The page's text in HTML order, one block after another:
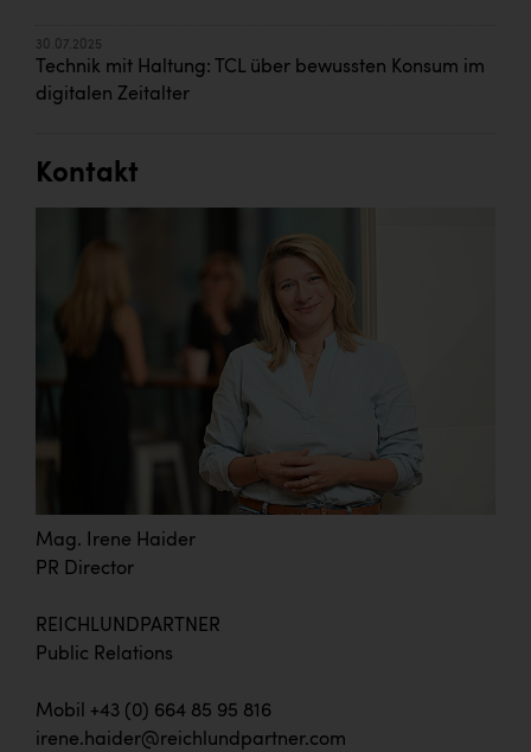
30.07.2025
Technik mit Haltung: TCL über bewussten Konsum im
digitalen Zeitalter
Kontakt
Mag. Irene Haider
PR Director
REICHLUNDPARTNER
Public Relations
Mobil +43 (0) 664 85 95 816
irene.haider@reichlundpartner.com